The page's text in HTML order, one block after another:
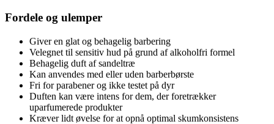
Fordele og ulemper
Giver en glat og behagelig barbering
Velegnet til sensitiv hud på grund af alkoholfri formel
Behagelig duft af sandeltræ
Kan anvendes med eller uden barberbørste
Fri for parabener og ikke testet på dyr
Duften kan være intens for dem, der foretrækker
uparfumerede produkter
Kræver lidt øvelse for at opnå optimal skumkonsistens